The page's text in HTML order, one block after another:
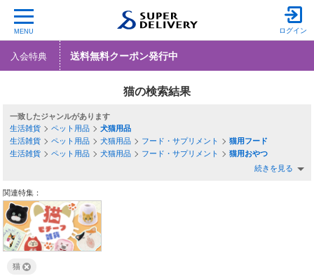
MENU ログイン
入会特典 送料無料クーポン発行中
猫の検索結果
一致したジャンル
生活雑貨
ペット用品
犬猫用品
生活雑貨
ペット用品 犬猫用品 フード・サプリメント
猫用フード
生活雑貨
ペット用品 犬猫用品 フード・サプリメント
猫用おやつ
続きを見る
関連特集：
猫